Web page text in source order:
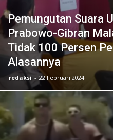
Pemungutan Suara
Prabowo-Gibran
Tidak 100 Persen
Alasannya
redaksi - 22 Februari 2024